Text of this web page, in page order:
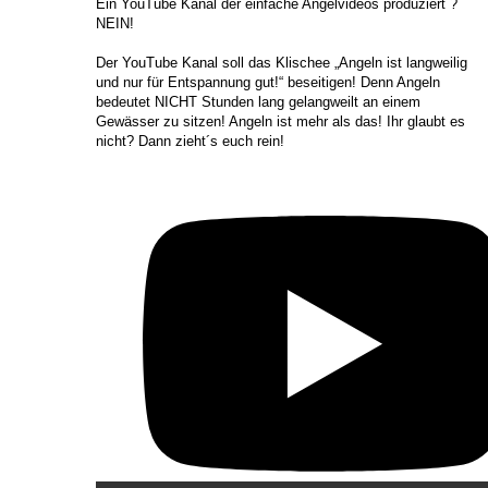
​Ein YouTube Kanal der einfache Angelvideos produziert ?
NEIN!
Der YouTube Kanal soll das Klischee „Angeln ist langweilig
und nur für Entspannung gut!“ beseitigen! Denn Angeln
bedeutet NICHT Stunden lang gelangweilt an einem
Gewässer zu sitzen! Angeln ist mehr als das! Ihr glaubt es
nicht? Dann zieht´s euch rein!